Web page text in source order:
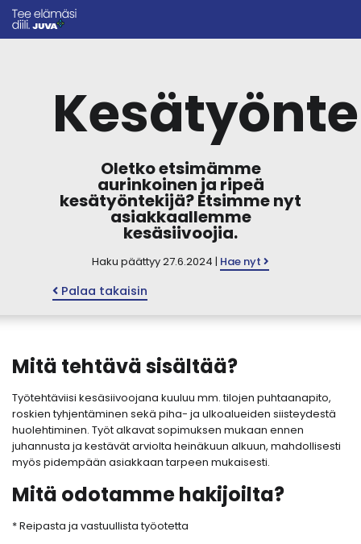
Oletko etsimämme
aurinkoinen ja ripeä
kesätyöntekijä? Etsimme nyt
asiakkaallemme
kesäsiivoojia.
Haku päättyy 27.6.2024 | Hae nyt
Palaa takaisin
Mitä tehtävä sisältää?
Työtehtäviisi kesäsiivoojana kuuluu mm. tilojen puhtaanapito,
roskien tyhjentäminen sekä piha- ja ulkoalueiden siisteydestä
huolehtiminen. Työt alkavat sopimuksen mukaan ennen
juhannusta ja kestävät arviolta heinäkuun alkuun, mahdollisesti
myös pidempään asiakkaan tarpeen mukaisesti.
Mitä odotamme hakijoilta?
* Reipasta ja vastuullista työotetta